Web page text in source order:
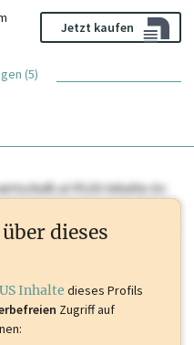
Jetzt kaufen
(5)
PLUS Inhaltedie
Sie dieses Profil frei
zu sehen. wirtschaft.at PLUS
Aussendungen, und viele
dieses
Inhalte dieses Profils
Zugriff auf